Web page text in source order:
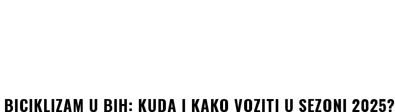
BICIKLIZAM U BIH: KUDA I KAKO VOZITI U SEZONI 2025?